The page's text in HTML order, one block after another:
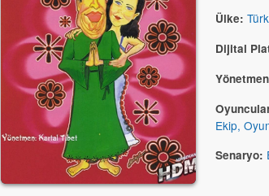
Ülke:
Dijital
Ekip,
Senaryo: